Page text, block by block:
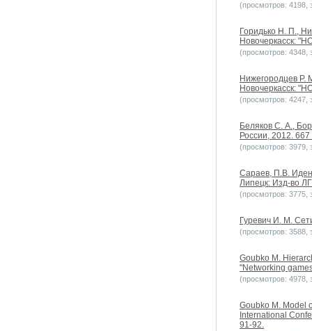
(просмотров: 4198,
Горидько Н. П.,
Новочеркасск:
(просмотров: 4348,
Нижегородцев Р.
Новочеркасск:
(просмотров: 4247,
Беляков С. А.,
России, 2012. 667
(просмотров: 3979,
Сараев, П.В.
Липецк: Изд-во
(просмотров: 3775,
Гуревич И. М.
(просмотров: 3588,
Goubko M.
"Networking
(просмотров: 4978,
Goubko M. Model
International
91-92.